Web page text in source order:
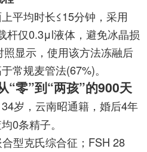
平均时长≤15分钟，采用
杆仅0.3μl液体，避免冰晶损
显示，使用该方法冻融后
常规麦管法(67%)。
“零”到“两孩”的900天
34岁，云南昭通籍，婚后4年
0条精子。
型克氏综合征；FSH 28